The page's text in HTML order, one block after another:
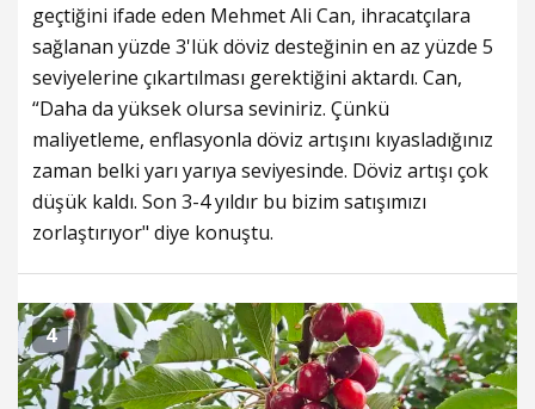
geçtiğini ifade eden Mehmet Ali Can, ihracatçılara
sağlanan yüzde 3'lük döviz desteğinin en az yüzde 5
seviyelerine çıkartılması gerektiğini aktardı. Can,
“Daha da yüksek olursa seviniriz. Çünkü
maliyetleme, enflasyonla döviz artışını kıyasladığınız
zaman belki yarı yarıya seviyesinde. Döviz artışı çok
düşük kaldı. Son 3-4 yıldır bu bizim satışımızı
zorlaştırıyor" diye konuştu.
4